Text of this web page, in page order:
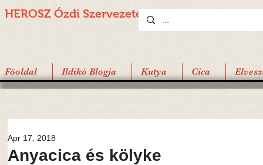
HEROSZ Ózdi Szervezete
Föoldal Ildikó Blogja Kutya Cica
Anyacica és kölyke
Apr 17, 2018